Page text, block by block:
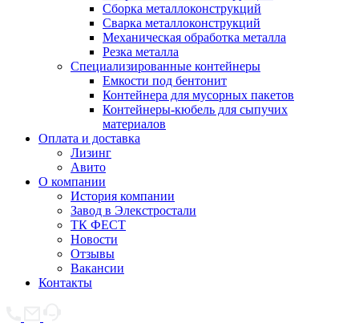
Сборка металлоконструкций
Сварка металлоконструкций
Механическая обработка металла
Резка металла
Специализированные контейнеры
Емкости под бентонит
Контейнера для мусорных пакетов
Контейнеры-кюбель для сыпучих
материалов
Оплата и доставка
Лизинг
Авито
О компании
История компании
Завод в Элекстростали
ТК ФЕСТ
Новости
Отзывы
Вакансии
Контакты